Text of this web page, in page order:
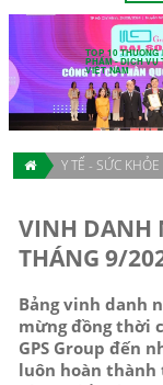
TOP 10 THƯƠNG
PHẨM - DỊCH VỤ
VIỆT NAM
Y TẾ - SỨC KHỎE
VINH DANH
THÁNG 9/
Bảng vinh danh
mừng đồng thời
GPS Group đến
luôn hoàn thành